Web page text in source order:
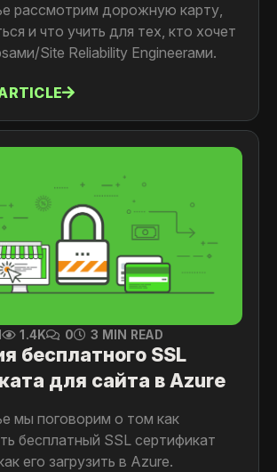
рассмотрим дорожную карту,
и что учить для тех, кто хочет
Site Reliability Engineerами.
1.4K 0 3 MIN READ
бесплатного SSL
для сайта в Azure
мы поговорим о том как
бесплатный SSL сертификат
его загрузить в Azure.